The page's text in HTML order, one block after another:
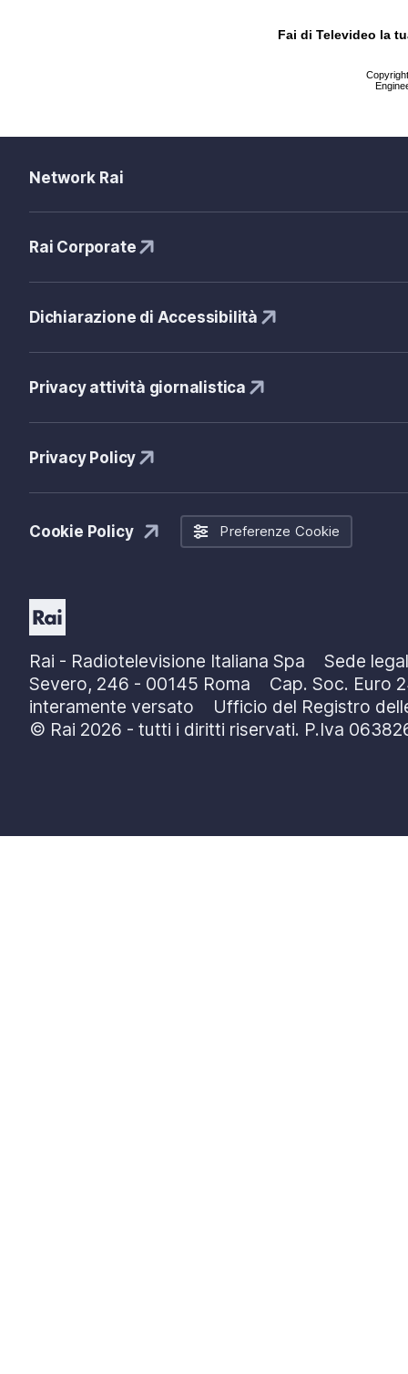
Fai di Televideo la